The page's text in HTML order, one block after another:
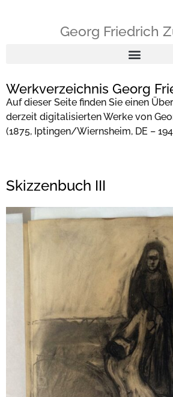
Georg Friedrich
Werkverzeichnis Georg
Auf dieser Seite finden Sie einen
derzeit digitalisierten Werke von
(1875, Iptingen/Wiernsheim, DE –
Skizzenbuch III